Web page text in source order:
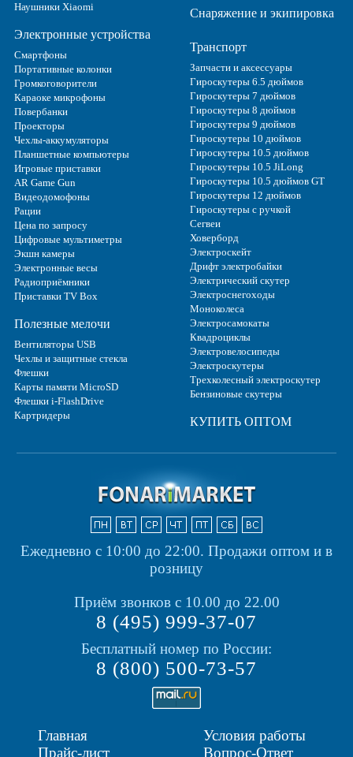
Наушники Xiaomi
Электронные устройства
Смартфоны
Портативные колонки
Громкоговорители
Караоке микрофоны
Повербанки
Проекторы
Чехлы-аккумуляторы
Планшетные компьютеры
Игровые приставки
AR Game Gun
Видеодомофоны
Рации
Цена по запросу
Цифровые мультиметры
Экшн камеры
Электронные весы
Радиоприёмники
Приставки TV Box
Полезные мелочи
Вентиляторы USB
Чехлы и защитные стекла
Флешки
Карты памяти MicroSD
Флешки i-FlashDrive
Картридеры
Снаряжение и экипировка
Транспорт
Запчасти и аксессуары
Гироскутеры 6.5 дюймов
Гироскутеры 7 дюймов
Гироскутеры 8 дюймов
Гироскутеры 9 дюймов
Гироскутеры 10 дюймов
Гироскутеры 10.5 дюймов
Гироскутеры 10.5 JiLong
Гироскутеры 10.5 дюймов GT
Гироскутеры 12 дюймов
Гироскутеры с ручкой
Сегвеи
Ховерборд
Электроскейт
Дрифт электробайки
Электрический скутер
Электроснегоходы
Моноколеса
Электросамокаты
Квадроциклы
Электровелосипеды
Электроскутеры
Трехколесный электроскутер
Бензиновые скутеры
КУПИТЬ ОПТОМ
Ежедневно с 10:00 до 22:00. Продажи оптом и в
розницу
Приём звонков с 10.00 до 22.00
8 (495) 999-37-07
Бесплатный номер по России:
8 (800) 500-73-57
Главная
Прайс-лист
Условия работы
Вопрос-Ответ